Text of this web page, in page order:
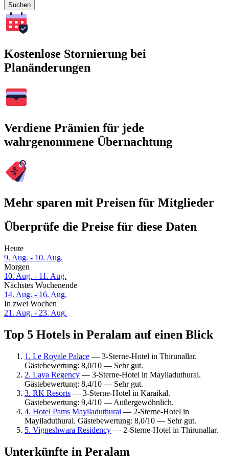
Suchen
Kostenlose Stornierung bei
Planänderungen
Verdiene Prämien für jede
wahrgenommene Übernachtung
Mehr sparen mit Preisen für Mitglieder
Überprüfe die Preise für diese Daten
Heute
9. Aug. - 10. Aug.
Morgen
10. Aug. - 11. Aug.
Nächstes Wochenende
14. Aug. - 16. Aug.
In zwei Wochen
21. Aug. - 23. Aug.
Top 5 Hotels in Peralam auf einen Blick
1. Le Royale Palace — 3-Sterne-Hotel in Thirunallar.
Gästebewertung: 8,0/10 — Sehr gut.
2. Laya Regency — 3-Sterne-Hotel in Mayiladuthurai.
Gästebewertung: 8,4/10 — Sehr gut.
3. RK Resorts — 3-Sterne-Hotel in Karaikal.
Gästebewertung: 9,4/10 — Außergewöhnlich.
4. Hotel Pams Mayiladuthurai — 2-Sterne-Hotel in
Mayiladuthurai. Gästebewertung: 8,0/10 — Sehr gut.
5. Vigneshwara Residency — 2-Sterne-Hotel in Thirunallar.
Unterkünfte in Peralam